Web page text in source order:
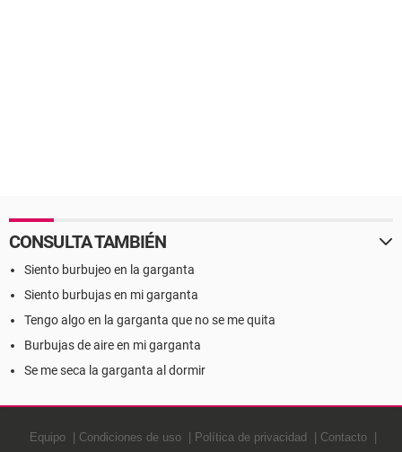
CONSULTA TAMBIÉN
Siento burbujeo en la garganta
Siento burbujas en mi garganta
Tengo algo en la garganta que no se me quita
Burbujas de aire en mi garganta
Se me seca la garganta al dormir
Equipo Condiciones de uso Política de privacidad Contacto